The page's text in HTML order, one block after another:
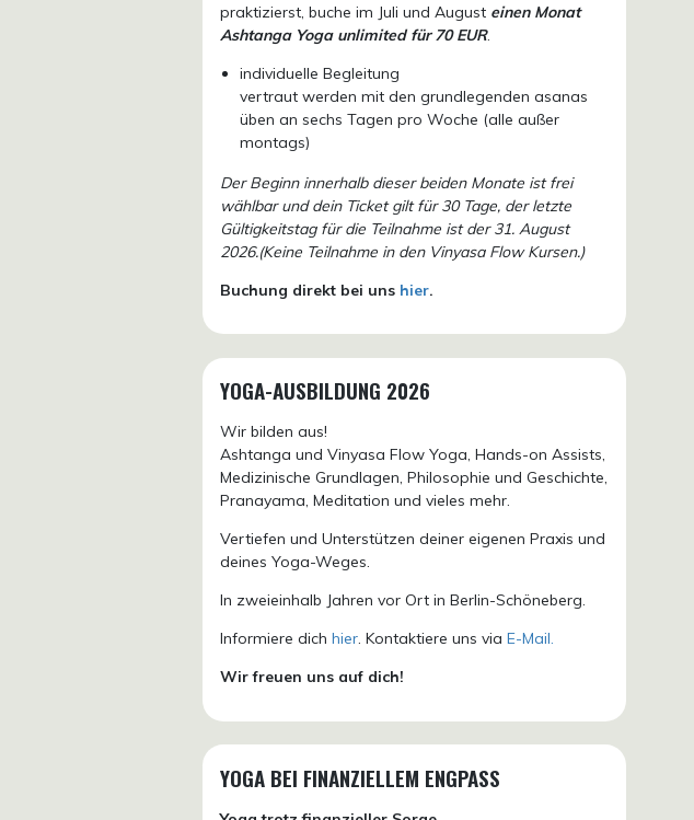
praktizierst, buche im Juli und August einen Monat
Ashtanga Yoga unlimited für 70 EUR.
individuelle Begleitung
vertraut werden mit den grundlegenden asanas
üben an sechs Tagen pro Woche (alle außer
montags)
Der Beginn innerhalb dieser beiden Monate ist frei
wählbar und dein Ticket gilt für 30 Tage, der letzte
Gültigkeitstag für die Teilnahme ist der 31. August
2026.(Keine Teilnahme in den Vinyasa Flow Kursen.)
Buchung direkt bei uns hier.
YOGA-AUSBILDUNG 2026
Wir bilden aus!
Ashtanga und Vinyasa Flow Yoga, Hands-on Assists,
Medizinische Grundlagen, Philosophie und Geschichte,
Pranayama, Meditation und vieles mehr.
Vertiefen und Unterstützen deiner eigenen Praxis und
deines Yoga-Weges.
In zweieinhalb Jahren vor Ort in Berlin-Schöneberg.
Informiere dichhier. Kontaktiere uns viaE-Mail.
Wir freuen uns auf dich!
YOGA BEI FINANZIELLEM ENGPASS